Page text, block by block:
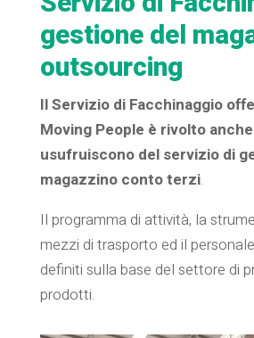
gestione del
outsourcing
IlServizio di Facchinaggio
Moving People è rivolto
usufruiscono del servizio di
magazzino conto terzi.
Il programma di attività, la
mezzi di trasporto ed il
definiti sulla base del settore di
prodotti.